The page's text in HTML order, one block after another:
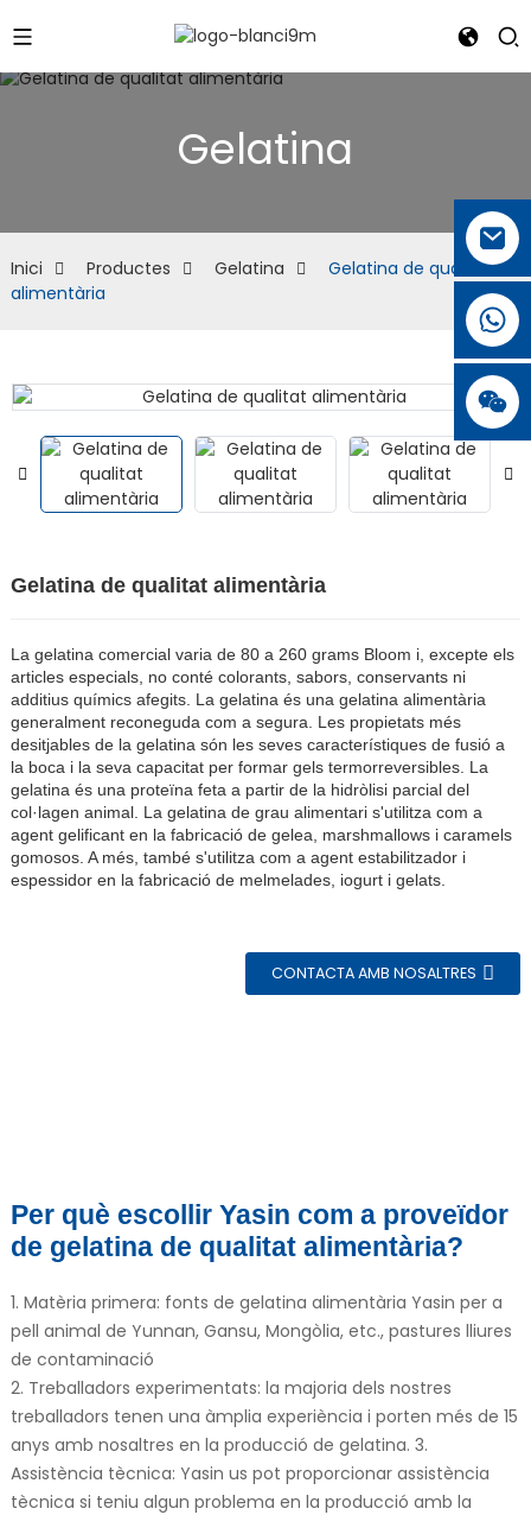
Gelatina
Inici Productes Gelatina
Gelatina de qualitat
alimentària
Gelatina de qualitat alimentària
La gelatina comercial varia de 80 a 260 grams Bloom i, excepte els
articles especials, no conté colorants, sabors, conservants ni
additius químics afegits. La gelatina és una gelatina alimentària
generalment reconeguda com a segura. Les propietats més
desitjables de la gelatina són les seves característiques de fusió a
la boca i la seva capacitat per formar gels termorreversibles. La
gelatina és una proteïna feta a partir de la hidròlisi parcial del
col·lagen animal. La gelatina de grau alimentari s'utilitza com a
agent gelificant en la fabricació de gelea, marshmallows i caramels
gomosos. A més, també s'utilitza com a agent estabilitzador i
espessidor en la fabricació de melmelades, iogurt i gelats.
CONTACTA AMB NOSALTRES
Per què escollir Yasin com a proveïdor
de gelatina de qualitat alimentària?
1. Matèria primera: fonts de gelatina alimentària Yasin per a
pell animal de Yunnan, Gansu, Mongòlia, etc., pastures lliures
de contaminació
2. Treballadors experimentats: la majoria dels nostres
treballadors tenen una àmplia experiència i porten més de 15
anys amb nosaltres en la producció de gelatina. 3.
Assistència tècnica: Yasin us pot proporcionar assistència
tècnica si teniu algun problema en la producció amb la